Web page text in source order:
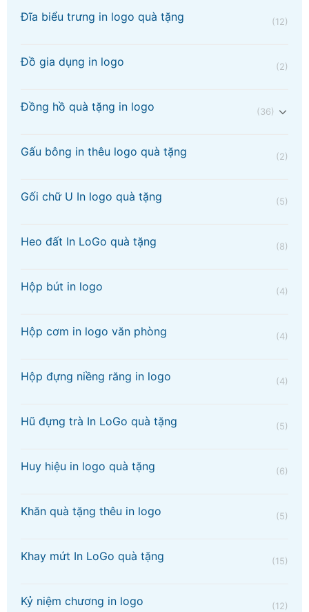
Đĩa biểu trưng in logo quà tặng (12)
Đồ gia dụng in logo (2)
Đồng hồ quà tặng in logo (36)
Gấu bông in thêu logo quà tặng (2)
Gối chữ U In logo quà tặng (5)
Heo đất In LoGo quà tặng (8)
Hộp bút in logo (4)
Hộp cơm in logo văn phòng (4)
Hộp đựng niềng răng in logo (4)
Hũ đựng trà In LoGo quà tặng (5)
Huy hiệu in logo quà tặng (6)
Khăn quà tặng thêu in logo (5)
Khay mứt In LoGo quà tặng (15)
Kỷ niệm chương in logo (12)